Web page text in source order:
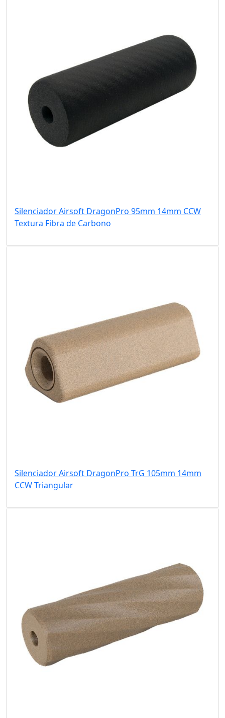
Silenciador Airsoft DragonPro 95mm 14mm CCW
Textura Fibra de Carbono
Silenciador Airsoft DragonPro TrG 105mm 14mm
CCW Triangular